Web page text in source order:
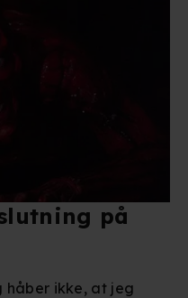
på
håber ikke, at jeg